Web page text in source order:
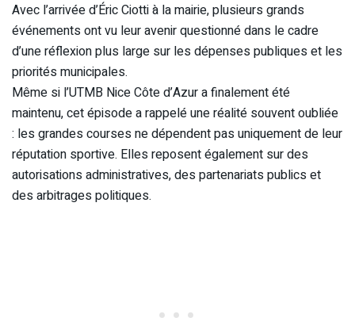
Avec l’arrivée d’Éric Ciotti à la mairie, plusieurs grands
événements ont vu leur avenir questionné dans le cadre
d’une réflexion plus large sur les dépenses publiques et les
priorités municipales.
Même si l’UTMB Nice Côte d’Azur a finalement été
maintenu, cet épisode a rappelé une réalité souvent oubliée
: les grandes courses ne dépendent pas uniquement de leur
réputation sportive. Elles reposent également sur des
autorisations administratives, des partenariats publics et
des arbitrages politiques.